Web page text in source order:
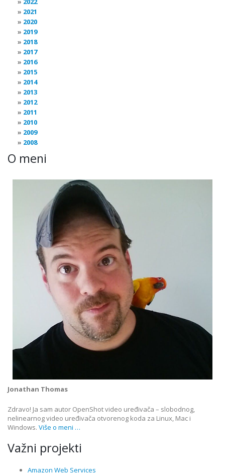
2021
2020
2019
2018
2017
2016
2015
2014
2013
2012
2011
2010
2009
2008
O meni
Jonathan Thomas
Zdravo! Ja sam autor OpenShot video uređivača – slobodnog,
nelinearnog video uređivača otvorenog koda za Linux, Mac i
Windows. Više o meni …
Važni projekti
Amazon Web Services